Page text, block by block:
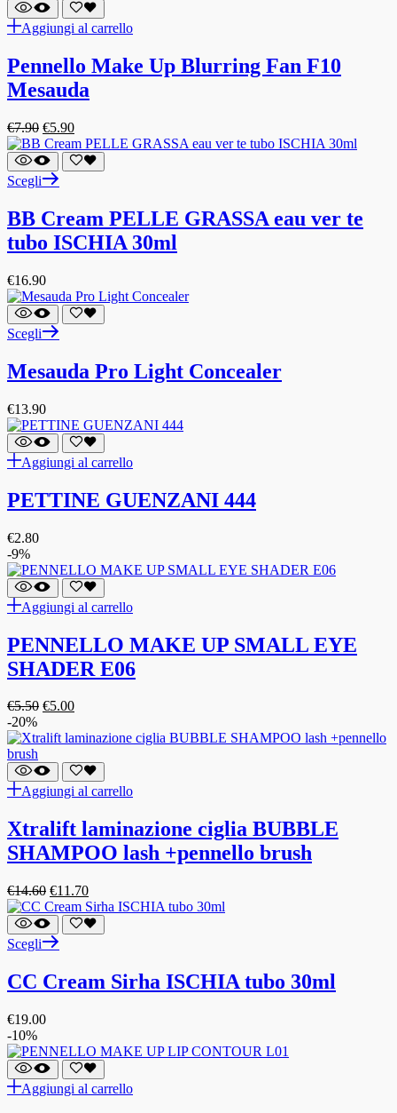
Aggiungi al carrello
Pennello Make Up Blurring Fan F10
Mesauda
€7.90 €5.90
Scegli
BB Cream PELLE GRASSA eau ver te
tubo ISCHIA 30ml
€16.90
Scegli
Mesauda Pro Light Concealer
€13.90
Aggiungi al carrello
PETTINE GUENZANI 444
€2.80
-9%
Aggiungi al carrello
PENNELLO MAKE UP SMALL EYE
SHADER E06
€5.50 €5.00
-20%
Aggiungi al carrello
Xtralift laminazione ciglia BUBBLE
SHAMPOO lash +pennello brush
€14.60 €11.70
Scegli
CC Cream Sirha ISCHIA tubo 30ml
€19.00
-10%
Aggiungi al carrello